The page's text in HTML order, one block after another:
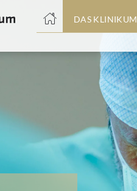
DAS KLINIKUM